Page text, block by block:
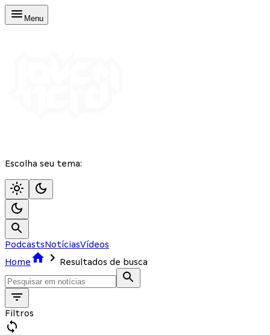
Menu
Escolha seu tema:
PodcastsNotíciasVídeos
Home
Resultados de busca
Filtros